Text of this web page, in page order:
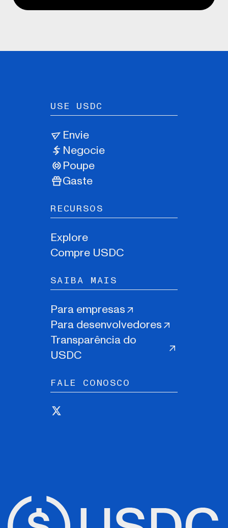
USE USDC
Envie
Negocie
Poupe
Gaste
RECURSOS
Explore
Compre USDC
SAIBA MAIS
Para empresas
Para desenvolvedores
Transparência do
USDC
FALE CONOSCO